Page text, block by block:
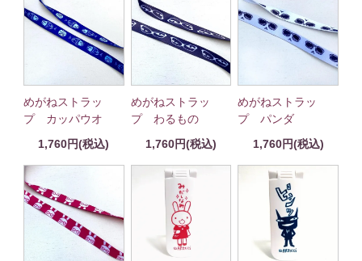
めがねストラッ
プ カッパウオ
1,760円(税込)
めがねストラッ
プ わるもの
1,760円(税込)
めがねストラッ
プ パンダ
1,760円(税込)